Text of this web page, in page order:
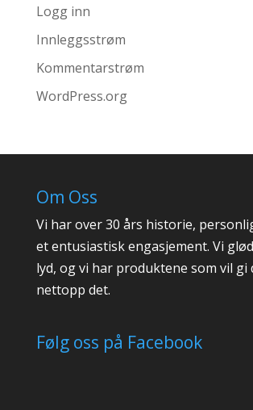
Logg inn
Innleggsstrøm
Kommentarstrøm
WordPress.org
Om Oss
Vi har over 30 års historie,
et entusiastisk engasjement. Vi
lyd, og vi har produktene som vil gi
nettopp det.
Følg oss på Facebook